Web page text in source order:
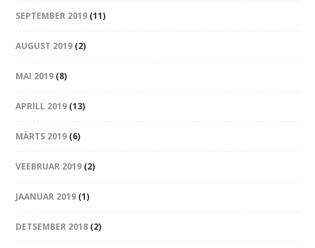
SEPTEMBER 2019 (11)
AUGUST 2019 (2)
MAI 2019 (8)
APRILL 2019 (13)
MÄRTS 2019 (6)
VEEBRUAR 2019 (2)
JAANUAR 2019 (1)
DETSEMBER 2018 (2)